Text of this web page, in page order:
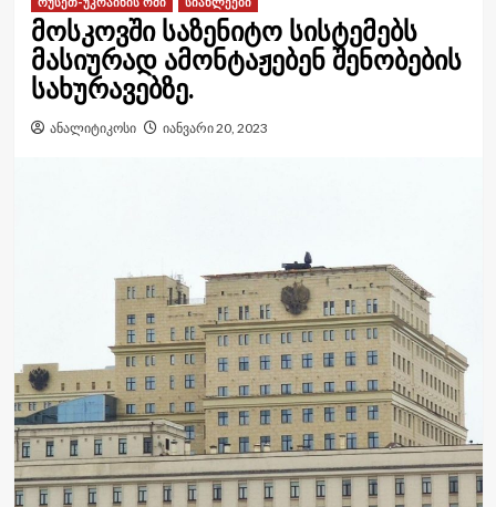
მოსკოვში საზენიტო სისტემებს
მასიურად ამონტაჟებენ შენობების
სახურავებზე.
ანალიტიკოსი იანვარი 20, 2023